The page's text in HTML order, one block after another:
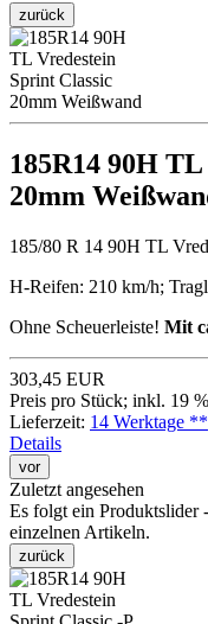
zurück
185R14 90H
20mm
185/80 R 14 90H TL
H-Reifen: 210 km/h;
Ohne Scheuerleiste! Mit
303,45 EUR
Preis pro Stück; inkl. 19
Lieferzeit: 14 Werktage **
Details
vor
Zuletzt angesehen
Es folgt ein Produktslider
einzelnen Artikeln.
zurück